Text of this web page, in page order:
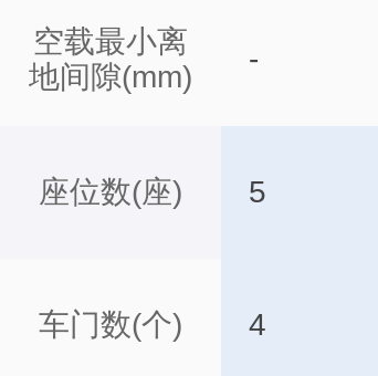
空载最小离
地间隙(mm)
座位数(座)
车门数(个)
-
5
4